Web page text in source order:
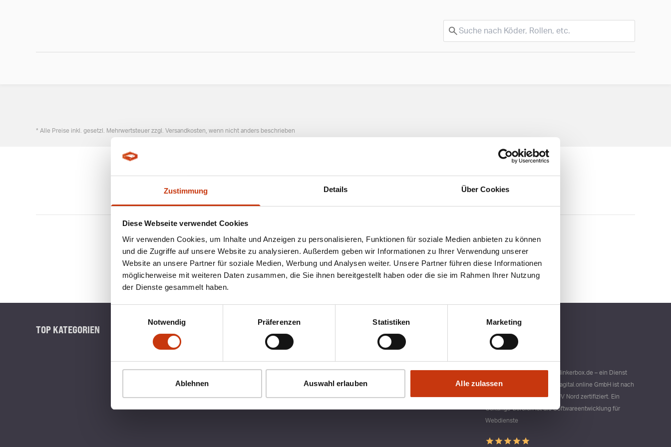
Zustimmung Details Über Cookies
Diese Webseite verwendet Cookies
Wir verwenden Cookies, um Inhalte und Anzeigen zu personalisieren, Funktionen für soziale Medien anbieten zu können
und die Zugriffe auf unsere Website zu analysieren. Außerdem geben wir Informationen zu Ihrer Verwendung unserer
Website an unsere Partner für soziale Medien, Werbung und Analysen weiter. Unsere Partner führen diese Informationen
möglicherweise mit weiteren Daten zusammen, die Sie ihnen bereitgestellt haben oder die sie im Rahmen Ihrer Nutzung
der Dienste gesammelt haben.
Notwendig
Präferenzen Statistiken Marketing
Ablehnen Auswahl erlauben Alle zulassen
* Alle Preise inkl. gesetzl. Mehrwertsteuer zzgl. Versandkosten, wenn nicht anders beschrieben
ANGESAGTE ANGELAUSRÜSTUNG
TOP KATEGORIEN
Qualitätsmanagement bei blinkerbox.de – ein Dienst
der agital.online GmbH Die agital.online GmbH ist nach
DIN ISO 9001 durch den TÜV Nord zertifiziert. Ein
Geltungs-bereich ist die Softwareentwicklung für
Webdienste